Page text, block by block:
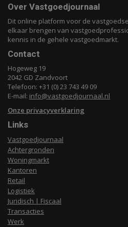
Over Vastgoedjournaal
Dit online platform voor de
elkaar brengen van
kennis in de gehele vastgoedmarkt.
Contact
Hogeweg 19
2042 GD Zandvoort
Telefoon: +31 (0) 23 743 49 09
E-mail: info@vastgoedjournaal.nl
Onze privacyverklaring
Links
Vastgoedjournaal
Achtergronden
Woningmarkt
Kantoren
Retail
Logistiek
Juridisch | Fiscaal
Transacties
Werk